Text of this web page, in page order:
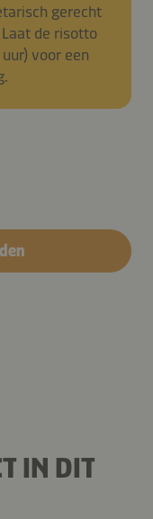
gerecht
de risotto
voor een
IN DIT